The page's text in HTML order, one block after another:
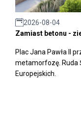
2026-08-04
Zamiast betonu -
Plac Jana Pawła II
metamorfozę. Ruda
Europejskich.